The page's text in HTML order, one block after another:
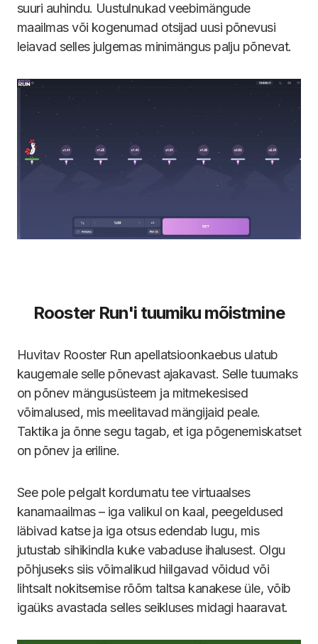
suuri auhindu. Uustulnukad veebimängude
maailmas või kogenumad otsijad uusi põnevusi
leiavad selles julgemas minimängus palju põnevat.
Rooster Run'i tuumiku mõistmine
Huvitav Rooster Run apellatsioonkaebus ulatub
kaugemale selle põnevast ajakavast. Selle tuumaks
on põnev mängusüsteem ja mitmekesised
võimalused, mis meelitavad mängijaid peale.
Taktika ja õnne segu tagab, et iga põgenemiskatset
on põnev ja eriline.
See pole pelgalt kordumatu tee virtuaalses
kanamaailmas – iga valikul on kaal, peegeldused
läbivad katse ja iga otsus edendab lugu, mis
jutustab sihikindla kuke vabaduse ihalusest. Olgu
põhjuseks siis võimalikud hiilgavad võidud või
lihtsalt nokitsemise rõõm taltsa kanakese üle, võib
igaüks avastada selles seikluses midagi haaravat.